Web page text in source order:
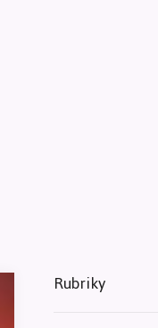
Rubriky